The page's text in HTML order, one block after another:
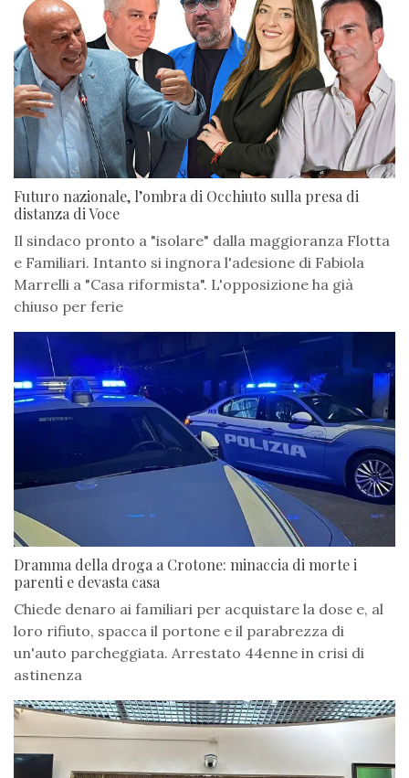
Futuro nazionale, l’ombra di Occhiuto sulla presa di
distanza di Voce
Il sindaco pronto a "isolare" dalla maggioranza Flotta
e Familiari. Intanto si ingnora l'adesione di Fabiola
Marrelli a "Casa riformista". L'opposizione ha già
chiuso per ferie
Dramma della droga a Crotone: minaccia di morte i
parenti e devasta casa
Chiede denaro ai familiari per acquistare la dose e, al
loro rifiuto, spacca il portone e il parabrezza di
un'auto parcheggiata. Arrestato 44enne in crisi di
astinenza